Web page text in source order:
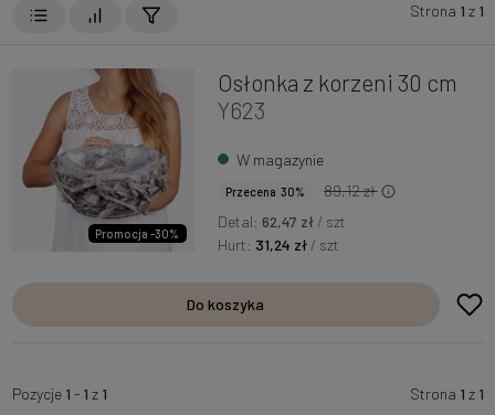
Strona 1 z 1
Promocja -30%
Osłonka z korzeni 30 cm
Y623
W magazynie
Przecena 30%
89,12 zł
Detal: 62,47 zł / szt
Hurt: 31,24 zł / szt
Do koszyka
Pozycje 1 - 1 z 1 Strona 1 z 1